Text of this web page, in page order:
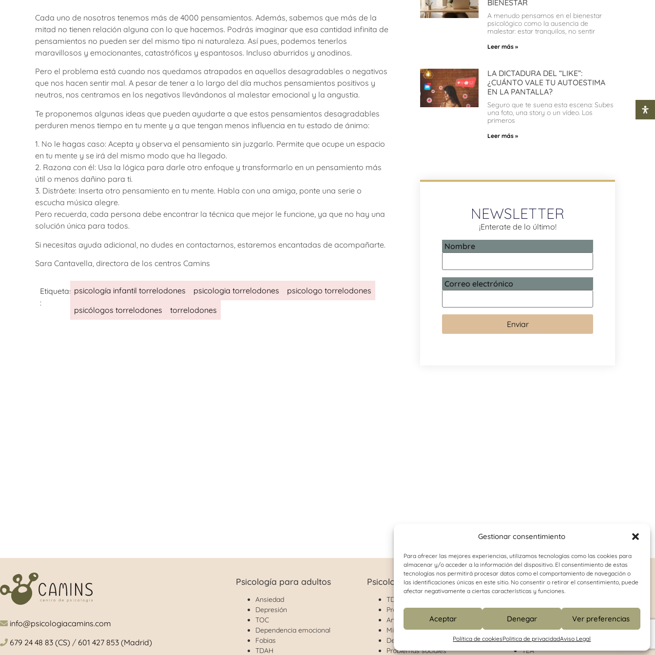
Gestionar consentimiento
Para ofrecer las mejores experiencias, utilizamos tecnologías como las cookies para
almacenar y/o acceder a la información del dispositivo. El consentimiento de estas
tecnologías nos permitirá procesar datos como el comportamiento de navegación o
las identificaciones únicas en este sitio. No consentir o retirar el consentimiento, puede
afectar negativamente a ciertas características y funciones.
Aceptar Denegar Ver preferencias
Política de cookiesPolitica de privacidadAviso Legal
Cada uno de nosotros tenemos más de 4000 pensamientos. Además, sabemos que más de la
mitad no tienen relación alguna con lo que hacemos. Podrás imaginar que esa cantidad infinita de
pensamientos no pueden ser del mismo tipo ni naturaleza. Así pues, podemos tenerlos
maravillosos y emocionantes, catastróficos y espantosos. Incluso aburridos y anodinos.
Pero el problema está cuando nos quedamos atrapados en aquellos desagradables o negativos
que nos hacen sentir mal. A pesar de tener a lo largo del día muchos pensamientos positivos y
neutros, nos centramos en los negativos llevándonos al malestar emocional y la angustia.
Te proponemos algunas ideas que pueden ayudarte a que estos pensamientos desagradables
perduren menos tiempo en tu mente y a que tengan menos influencia en tu estado de ánimo:
1.⁠ ⁠No le hagas caso: Acepta y observa el pensamiento sin juzgarlo. Permite que ocupe un espacio
en tu mente y se irá del mismo modo que ha llegado.
2.⁠ ⁠Razona con él: Usa la lógica para darle otro enfoque y transformarlo en un pensamiento más
útil o menos dañino para ti.
3.⁠ ⁠Distráete: Inserta otro pensamiento en tu mente. Habla con una amiga, ponte una serie o
escucha música alegre.
Pero recuerda, cada persona debe encontrar la técnica que mejor le funcione, ya que no hay una
solución única para todos.
Si necesitas ayuda adicional, no dudes en contactarnos, estaremos encantadas de acompañarte.
Sara Cantavella, directora de los centros Camins
Etiquetas
:
psicología infantil torrelodones psicologia torrelodones
psicologo torrelodones
psicólogos torrelodones
torrelodones
BIENESTAR
A menudo pensamos en el bienestar
psicológico como la ausencia de
malestar: estar tranquilos, no sentir
Leer más »
LA DICTADURA DEL “LIKE”:
¿CUÁNTO VALE TU AUTOESTIMA
EN LA PANTALLA?
Seguro que te suena esta escena: Subes
una foto, una story o un vídeo. Los
primeros
Leer más »
NEWSLETTER
¡Enterate de lo último!
Nombre
Correo electrónico
info@psicologiacamins.com
679 24 48 83 (CS) / 601 427 853 (Madrid)
Psicología para adultos
Ansiedad
Depresión
TOC
Dependencia emocional
Fobias
TDAH
Psicología infanto-juvenil
TDAH
Problemas de conducta
Ansiedad
Miedos y fobias
Depresión
Problemas sociales
Logopedia
Disfemia
Dislexia
Retraso del lenguaje
Habilidades de comunicación
TEA